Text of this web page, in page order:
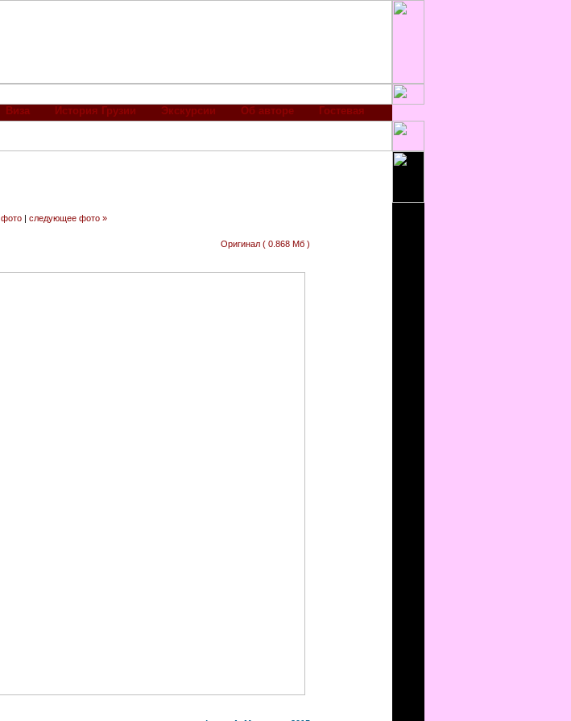
Виза История Грузии Экскурсии Об авторе Гостевая
| следующее фото »
Оригинал ( 0.868 Мб )